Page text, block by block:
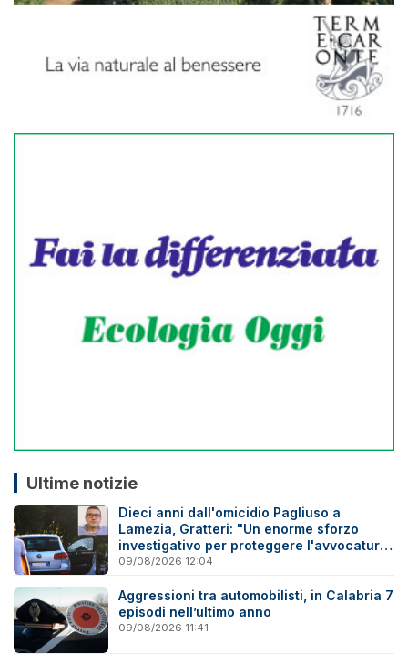
Ultime notizie
Dieci anni dall'omicidio Pagliuso a
Lamezia, Gratteri: "Un enorme sforzo
investigativo per proteggere l'avvocatura
onesta"
09/08/2026 12:04
Aggressioni tra automobilisti, in Calabria 7
episodi nell’ultimo anno
09/08/2026 11:41